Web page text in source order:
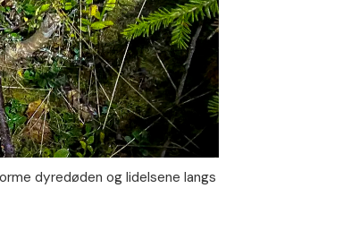
dyredøden og lidelsene langs